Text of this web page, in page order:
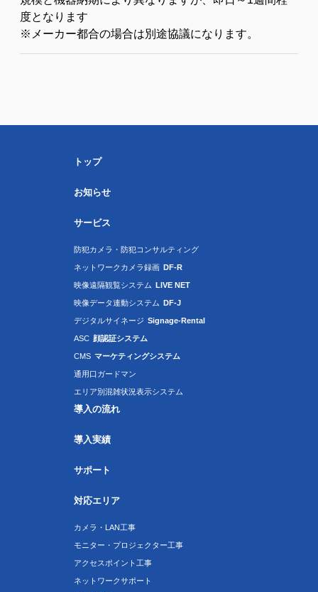
度となります
※メーカー都合の場合は別途協議になります。
トップ
お知らせ
サービス
防犯カメラ・防犯コンサルティング
ネットワークカメラ録画 DF-R
映像遠隔観覧システム LIVE NET
映像データ連動システム DF-J
デジタルサイネージ Signage-Rental
ASC 顔認証システム
CMS マーケティングシステム
通用口ガードマン
エリア別混雑状況表示システム
導入の流れ
導入実績
サポート
対応エリア
カメラ・LAN工事
モニター・プロジェクター工事
アクセスポイント工事
ネットワークサポート